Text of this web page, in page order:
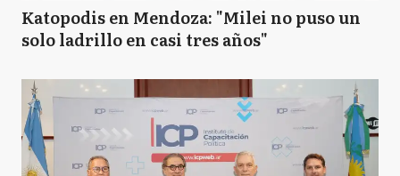
Katopodis en Mendoza: "Milei no puso un
solo ladrillo en casi tres años"